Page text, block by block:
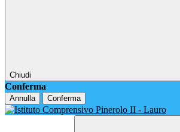
Chiudi
Conferma
Annulla Conferma